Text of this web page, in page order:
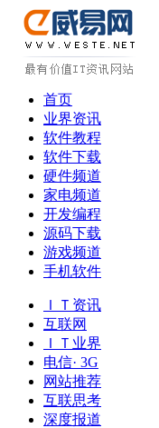
首页
业界资讯
软件教程
软件下载
硬件频道
家电频道
开发编程
源码下载
游戏频道
手机软件
ＩＴ资讯
互联网
ＩＴ业界
电信· 3G
网站推荐
互联思考
深度报道